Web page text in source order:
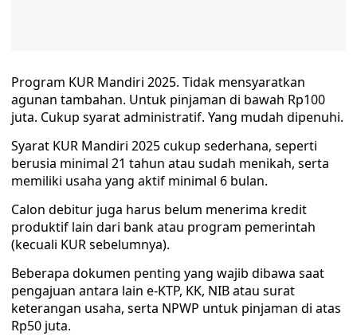
Program KUR Mandiri 2025. Tidak mensyaratkan
agunan tambahan. Untuk pinjaman di bawah Rp100
juta. Cukup syarat administratif. Yang mudah dipenuhi.
Syarat KUR Mandiri 2025 cukup sederhana, seperti
berusia minimal 21 tahun atau sudah menikah, serta
memiliki usaha yang aktif minimal 6 bulan.
Calon debitur juga harus belum menerima kredit
produktif lain dari bank atau program pemerintah
(kecuali KUR sebelumnya).
Beberapa dokumen penting yang wajib dibawa saat
pengajuan antara lain e-KTP, KK, NIB atau surat
keterangan usaha, serta NPWP untuk pinjaman di atas
Rp50 juta.